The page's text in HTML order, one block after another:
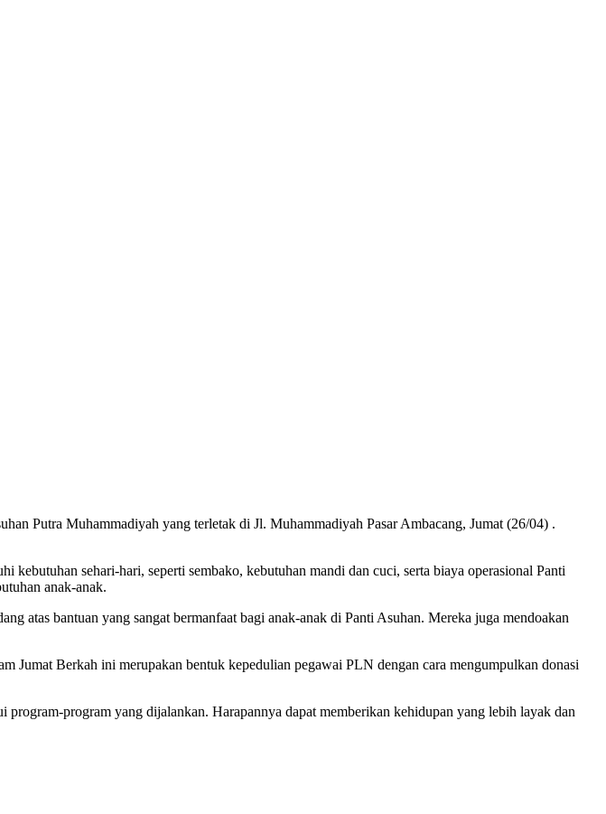
Putra Muhammadiyah yang terletak di Jl. Muhammadiyah Pasar Ambacang, Jumat (26/04) .
sehari-hari, seperti sembako, kebutuhan mandi dan cuci, serta biaya operasional Panti
anak-anak.
atas bantuan yang sangat bermanfaat bagi anak-anak di Panti Asuhan. Mereka juga mendoakan
Jumat Berkah ini merupakan bentuk kepedulian pegawai PLN dengan cara mengumpulkan donasi
program yang dijalankan. Harapannya dapat memberikan kehidupan yang lebih layak dan